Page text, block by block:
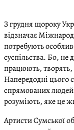
З грудня щороку
відзначає
потребують
суспільства. Бо,
працюють,
Напередодні цього
спрямованих
розуміють, яке це
Артисти Сумської